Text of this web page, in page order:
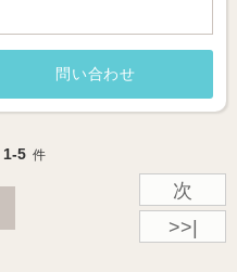
問い合わせ
1-5 件
次
>>|